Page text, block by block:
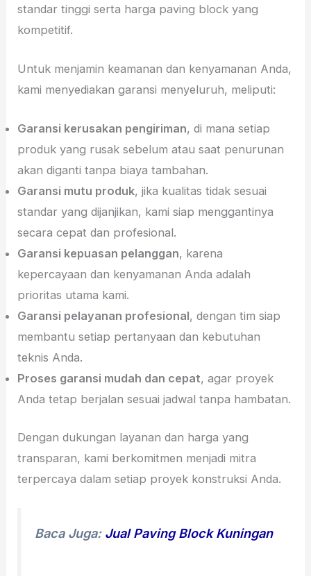
standar tinggi serta harga paving block yang
kompetitif.
Untuk menjamin keamanan dan kenyamanan Anda,
kami menyediakan garansi menyeluruh, meliputi:
Garansi kerusakan pengiriman, di mana setiap
produk yang rusak sebelum atau saat penurunan
akan diganti tanpa biaya tambahan.
Garansi mutu produk, jika kualitas tidak sesuai
standar yang dijanjikan, kami siap menggantinya
secara cepat dan profesional.
Garansi kepuasan pelanggan, karena
kepercayaan dan kenyamanan Anda adalah
prioritas utama kami.
Garansi pelayanan profesional, dengan tim siap
membantu setiap pertanyaan dan kebutuhan
teknis Anda.
Proses garansi mudah dan cepat, agar proyek
Anda tetap berjalan sesuai jadwal tanpa hambatan.
Dengan dukungan layanan dan harga yang
transparan, kami berkomitmen menjadi mitra
terpercaya dalam setiap proyek konstruksi Anda.
Baca Juga: Jual Paving Block Kuningan